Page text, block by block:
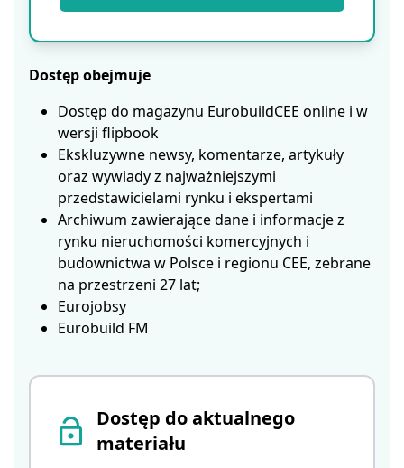
Dostęp do aktualnego
materiału
Dostęp obejmuje
Dostęp do magazynu EurobuildCEE online i w
wersji flipbook
Ekskluzywne newsy, komentarze, artykuły
oraz wywiady z najważniejszymi
przedstawicielami rynku i ekspertami
Archiwum zawierające dane i informacje z
rynku nieruchomości komercyjnych i
budownictwa w Polsce i regionu CEE, zebrane
na przestrzeni 27 lat;
Eurojobsy
Eurobuild FM